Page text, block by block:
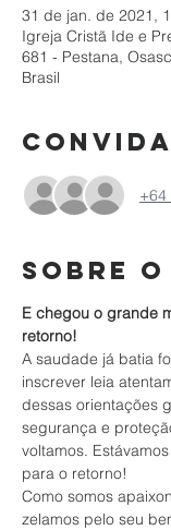
31 de jan. de 2021,
Igreja Cristã Ide e
681 - Pestana,
Brasil
+64
Sobre
E chegou o grande
retorno!
A saudade já batia
inscrever leia
dessas orientações
segurança e
voltamos.
para o retorno!
Como somos
zelamos pelo seu